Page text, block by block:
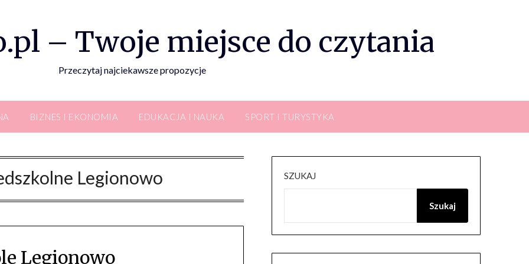
– Twoje miejsce do czytania
Przeczytaj najciekawsze propozycje
BIZNES I EKONOMIA EDUKACJA I NAUKA SPORT I TURYSTYKA
Legionowo
Legionowo
SZUKAJ
Szukaj